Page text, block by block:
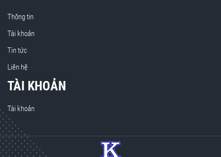
Thông tin
Tài khoản
Tin tức
Liên hệ
TÀI KHOẢN
Tài khoản